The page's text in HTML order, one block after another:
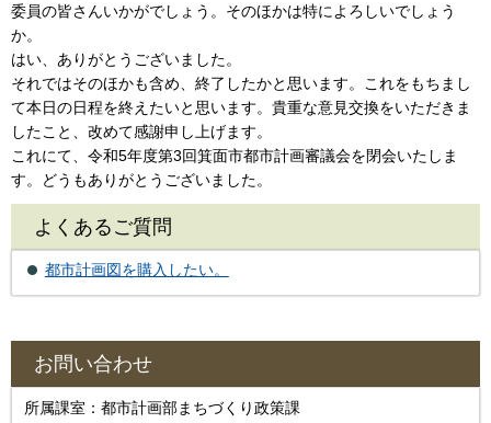
委員の皆さんいかがでしょう。そのほかは特によろしいでしょう
か。
はい、ありがとうございました。
それではそのほかも含め、終了したかと思います。これをもちまし
て本日の日程を終えたいと思います。貴重な意見交換をいただきま
したこと、改めて感謝申し上げます。
これにて、令和5年度第3回箕面市都市計画審議会を閉会いたしま
す。どうもありがとうございました。
よくあるご質問
都市計画図を購入したい。
お問い合わせ
所属課室：都市計画部まちづくり政策課